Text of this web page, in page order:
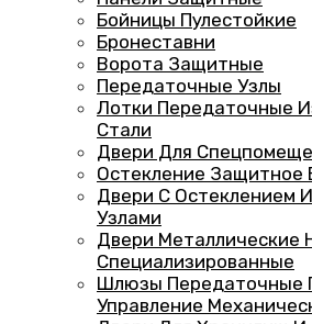
Бойницы Пулестойкие
Бронеставни
Ворота Защитные
Передаточные Узлы
Лотки Передаточные
Стали
Двери Для
Остекление Защитное
Двери С Остеклением
Узлами
Двери Металлические
Специализированные
Шлюзы Передаточные
Управление